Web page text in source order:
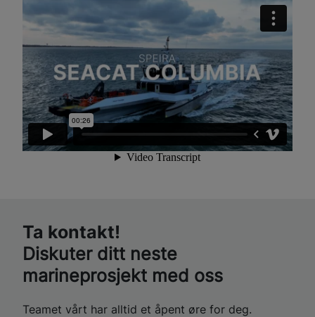
Ta kontakt!
Diskuter ditt neste
marineprosjekt med oss
Teamet vårt har alltid et åpent øre for deg.